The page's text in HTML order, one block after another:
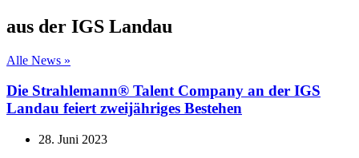
aus der IGS Landau
Alle News »
Die Strahlemann® Talent Company an der IGS
Landau feiert zweijähriges Bestehen
28. Juni 2023